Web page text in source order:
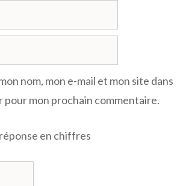
nom, mon e-mail et mon site dans
pour mon prochain commentaire.
en chiffres